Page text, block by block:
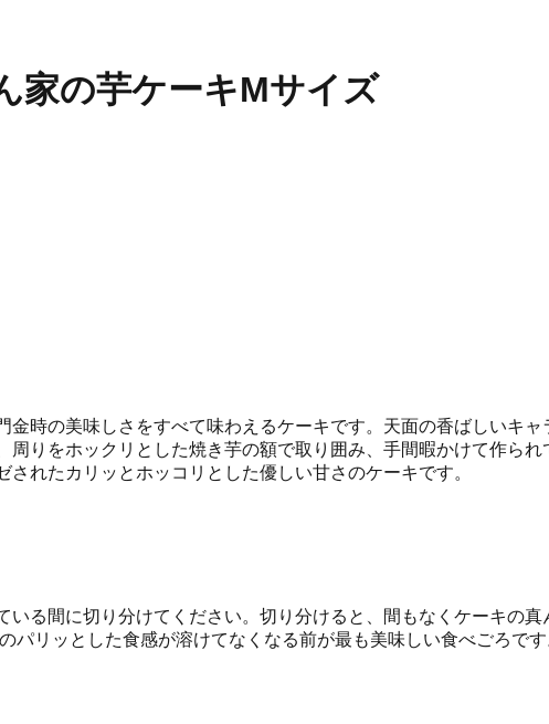
家の芋ケーキMサイズ
時の美味しさをすべて味わえるケーキです。天面の香ばしいキ
周りをホックリとした焼き芋の額で取り囲み、手間暇かけて作ら
れたカリッとホッコリとした優しい甘さのケーキです。
いる間に切り分けてください。切り分けると、間もなくケーキの
パリッとした食感が溶けてなくなる前が最も美味しい食べごろで